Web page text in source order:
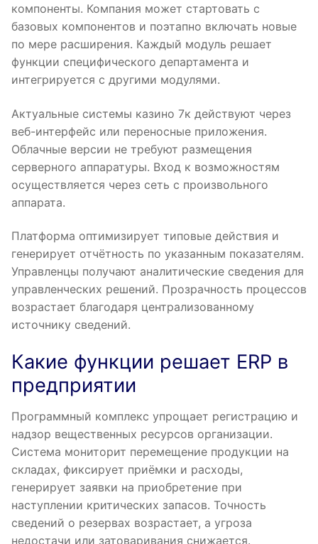
компоненты. Компания может стартовать с
базовых компонентов и поэтапно включать новые
по мере расширения. Каждый модуль решает
функции специфического департамента и
интегрируется с другими модулями.
Актуальные системы казино 7к действуют через
веб-интерфейс или переносные приложения.
Облачные версии не требуют размещения
серверного аппаратуры. Вход к возможностям
осуществляется через сеть с произвольного
аппарата.
Платформа оптимизирует типовые действия и
генерирует отчётность по указанным показателям.
Управленцы получают аналитические сведения для
управленческих решений. Прозрачность процессов
возрастает благодаря централизованному
источнику сведений.
Какие функции решает ERP в
предприятии
Программный комплекс упрощает регистрацию и
надзор вещественных ресурсов организации.
Система мониторит перемещение продукции на
складах, фиксирует приёмки и расходы,
генерирует заявки на приобретение при
наступлении критических запасов. Точность
сведений о резервах возрастает, а угроза
недостачи или затоваривания снижается.